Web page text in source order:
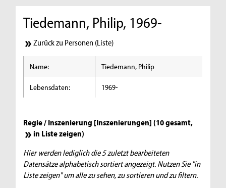
Tiedemann, Philip, 1969-
Zurück zu Personen (Liste)
Name: Tiedemann, Philip
Lebensdaten: 1969-
Regie / Inszenierung [Inszenierungen] (10 gesamt,
in Liste zeigen)
Hier werden lediglich die 5 zuletzt bearbeiteten
Datensätze alphabetisch sortiert angezeigt. Nutzen Sie "in
Liste zeigen" um alle zu sehen, zu sortieren und zu filtern.